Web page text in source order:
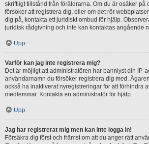
skriftligt tillstånd från föräldrarna. Om du är osäker på
försöker att registrera dig, eller om det rör
dig på, kontakta ett juridiskt ombud för hjälp.
juridisk rådgivning och inte kan kontaktas angående
Upp
Varför kan jag inte registrera mig?
Det är möjligt att administratören har bannlyst din IP-
användarnamn du försöker registrera dig med.
också ha inaktiverat nyregistreringar för att förhindra
medlemmar. Kontakta en administratör för hjälp.
Upp
Jag har registrerat mig men kan inte logga in!
Försäkra dig först och främst om att du anger rätt